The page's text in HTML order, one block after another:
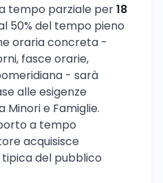
tempo parziale per18
50% del tempo pieno
oraria concreta -
fasce orarie,
- sarà
alle esigenze
Minori e Famiglie.
a tempo
acquisisce
del pubblico